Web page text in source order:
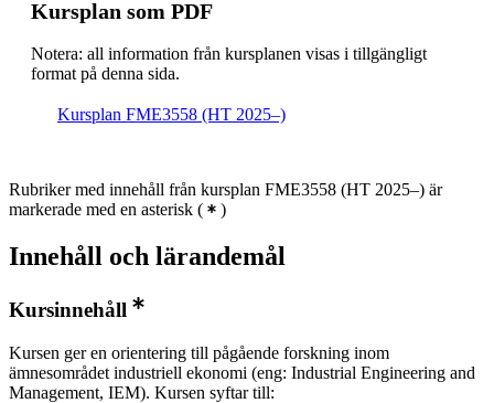
Kursplan som PDF
Notera: all information från kursplanen visas i tillgängligt
format på denna sida.
Kursplan FME3558 (HT 2025–)
Rubriker med innehåll från kursplan FME3558 (HT 2025–) är
markerade med en asterisk ( )
Innehåll och lärandemål
Kursinnehåll
Kursen ger en orientering till pågående forskning inom
ämnesområdet industriell ekonomi (eng: Industrial Engineering and
Management, IEM). Kursen syftar till: